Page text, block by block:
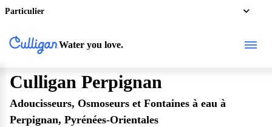
Particulier
Water you love.
Culligan Perpignan
Adoucisseurs, Osmoseurs et Fontaines à eau à
Perpignan, Pyrénées-Orientales